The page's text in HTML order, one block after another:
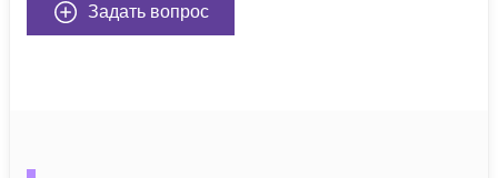
Задать вопрос